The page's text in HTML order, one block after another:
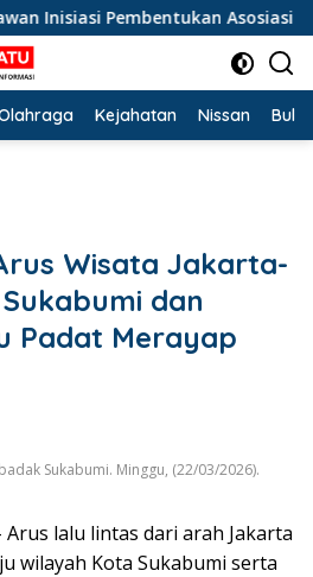
Asosiasi BPJS
Kejahatan Nissan
Wisata Jakarta-
dan
Padat Merayap
Sukabumi. Minggu, (22/03/2026).
Arus lalu lintas dari arah Jakarta
wilayah Kota Sukabumi serta